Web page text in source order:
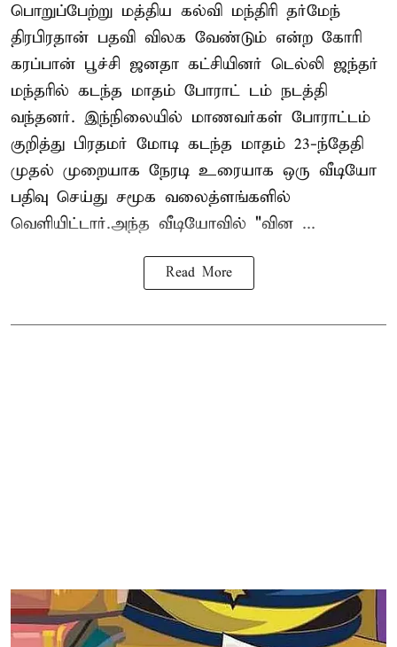
பொறுப்பேற்று மத்திய கல்வி மந்திரி தர்மேந்
திரபிரதான் பதவி விலக வேண்டும் என்ற கோரி
கரப்பான் பூச்சி ஜனதா கட்சியினர் டெல்லி ஜந்தர்
மந்தரில் கடந்த மாதம் போராட் டம் நடத்தி
வந்தனர். இந்நிலையில் மாணவர்கள் போராட்டம்
குறித்து பிரதமர் மோடி கடந்த மாதம் 23-ந்தேதி
முதல் முறையாக நேரடி உரையாக ஒரு வீடியோ
பதிவு செய்து சமூக வலைத்ளங்களில்
வெளியிட்டார்.அந்த வீடியோவில் "வின ...
Read More